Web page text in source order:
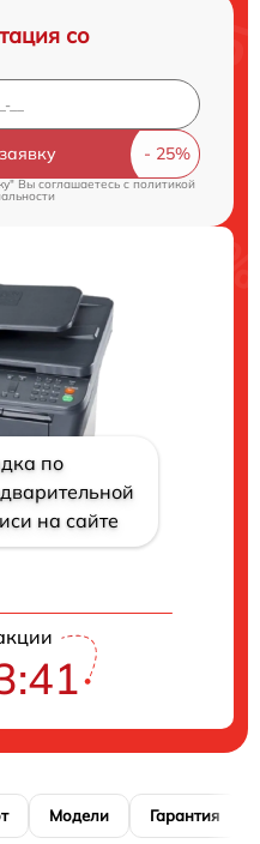
со
Вы соглашаетесь c политикой
по
на сайте
Модели Гарантия